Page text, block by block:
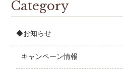
Category
◆お知らせ
キャンペーン情報